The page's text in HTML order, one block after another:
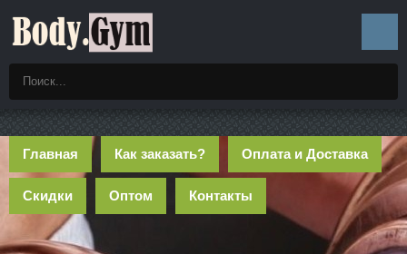
Главная Как заказать? Оплата и Доставка
Скидки Оптом Контакты